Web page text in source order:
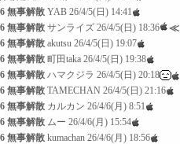
無事解散 YAB 26/4/5(日) 14:41
無事解散 サンライズ 26/4/5(日) 18:36 ≪
無事解散 akutsu 26/4/5(日) 19:07
無事解散 町田taka 26/4/5(日) 19:38
無事解散 ハマクジラ 26/4/5(日) 20:18
無事解散 TAMECHAN 26/4/5(日) 21:16
無事解散 カルカン 26/4/6(月) 8:51
無事解散 ムー 26/4/6(月) 15:54
無事解散 kumachan 26/4/6(月) 18:56